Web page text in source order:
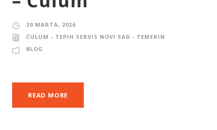
20 MARTA, 2026
ĆULUM - TEPIH SERVIS NOVI SAD - TEMERIN
BLOG
READ MORE